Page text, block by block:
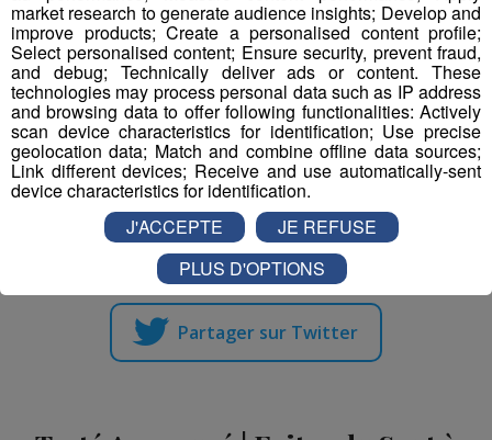
Serveur - serveuse
Technicien(ne) contrôle et qualité
mécanique travail métaux
Partager sur Facebook
Partager sur Twitter
market research to generate audience insights; Develop and
improve products; Create a personalised content profile;
Select personalised content; Ensure security, prevent fraud,
and debug; Technically deliver ads or content. These
technologies may process personal data such as IP address
and browsing data to offer following functionalities: Actively
scan device characteristics for identification; Use precise
geolocation data; Match and combine offline data sources;
Link different devices; Receive and use automatically-sent
device characteristics for identification.
J'ACCEPTE
JE REFUSE
PLUS D'OPTIONS